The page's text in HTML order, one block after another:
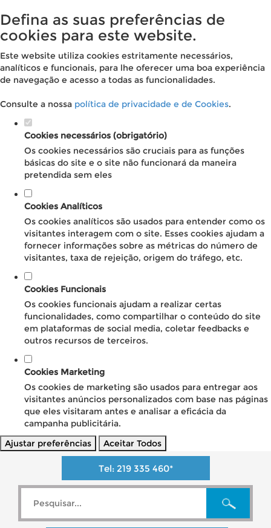
Defina as suas preferências de
cookies para este website.
Este website utiliza cookies estritamente necessários,
analíticos e funcionais, para lhe oferecer uma boa experiência
de navegação e acesso a todas as funcionalidades.
Consulte a nossa política de privacidade e de Cookies.
Cookies necessários (obrigatório)
Os cookies necessários são cruciais para as funções
básicas do site e o site não funcionará da maneira
pretendida sem eles
Cookies Analíticos
Os cookies analíticos são usados para entender como os
visitantes interagem com o site. Esses cookies ajudam a
fornecer informações sobre as métricas do número de
visitantes, taxa de rejeição, origem do tráfego, etc.
Cookies Funcionais
Os cookies funcionais ajudam a realizar certas
funcionalidades, como compartilhar o conteúdo do site
em plataformas de social media, coletar feedbacks e
outros recursos de terceiros.
Cookies Marketing
Os cookies de marketing são usados para entregar aos
visitantes anúncios personalizados com base nas páginas
que eles visitaram antes e analisar a eficácia da
campanha publicitária.
Ajustar preferências
Aceitar Todos
Tel: 219 335 460*